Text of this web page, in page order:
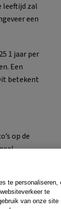
leeftijd zal
een
1 jaar per
Een
betekent
op de
te personaliseren,
te
van onze site